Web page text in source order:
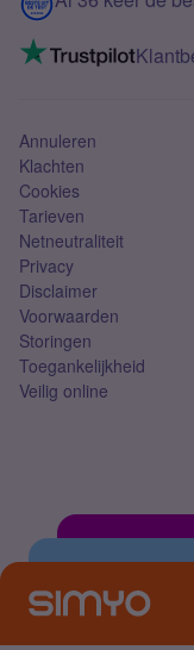
Mobiel internet
Mobiel abonnement
VoLTE 4G bellen
Annuleren
Klachten
Cookies
Tarieven
Netneutraliteit
Privacy
Disclaimer
Voorwaarden
Storingen
Toegankelijkheid
Veilig online